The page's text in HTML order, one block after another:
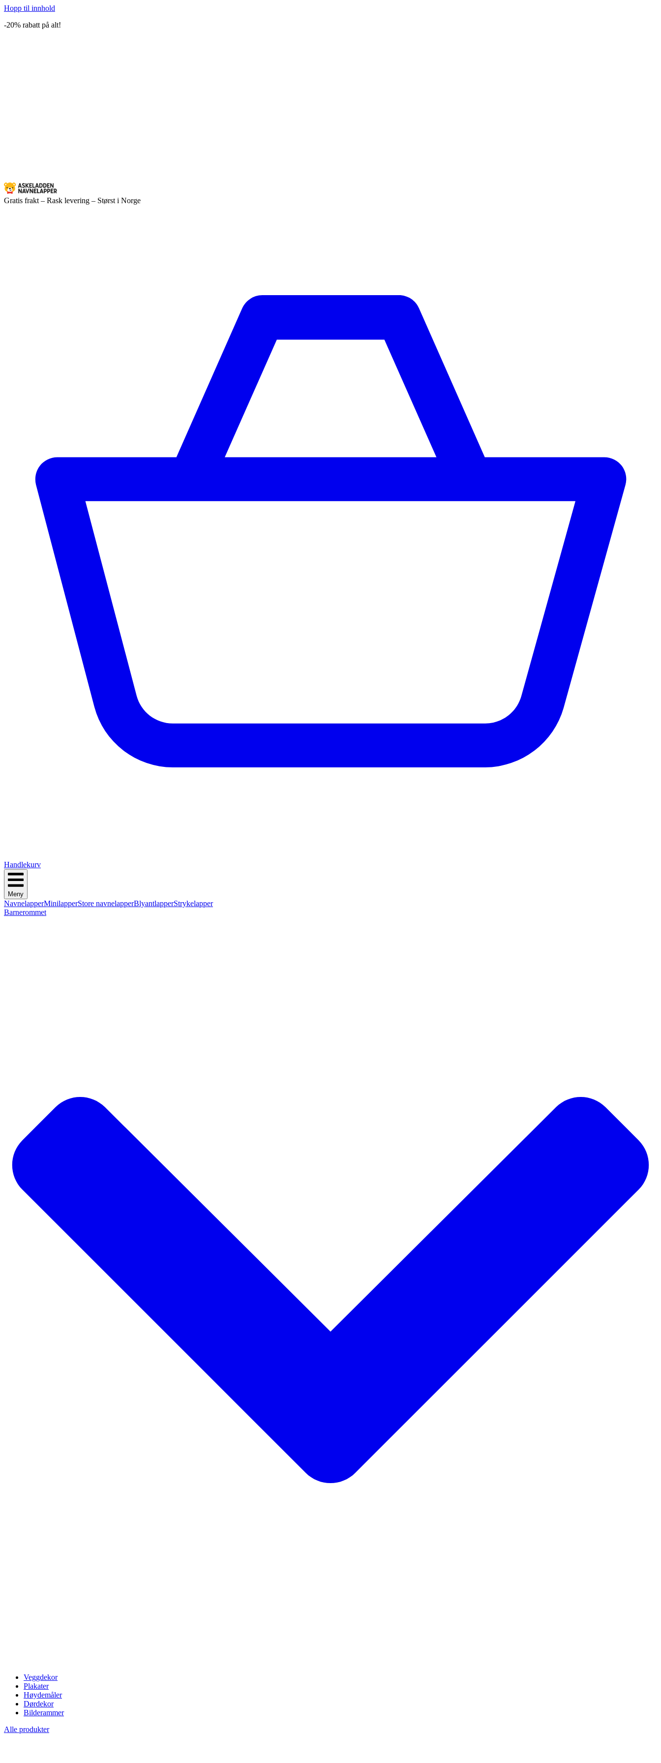
Hopp til innhold
-20% rabatt på alt!
Gratis frakt – Rask levering – Størst i Norge
Handlekurv
Meny
NavnelapperMinilapperStore navnelapperBlyantlapperStrykelapper
Barnerommet
Veggdekor
Plakater
Høydemåler
Dørdekor
Bilderammer
Alle produkter